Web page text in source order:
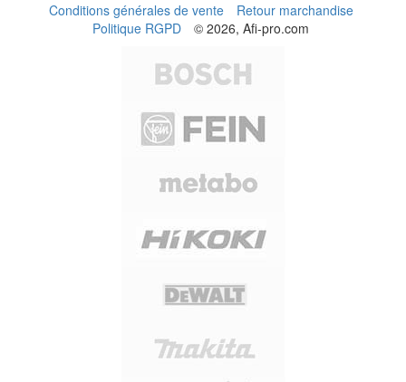
Conditions générales de vente
Retour marchandise
Politique RGPD
© 2026, Afi-pro.com